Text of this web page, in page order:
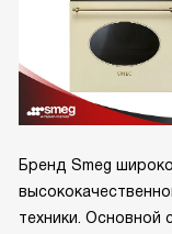
Бренд Smeg
техники. Основной